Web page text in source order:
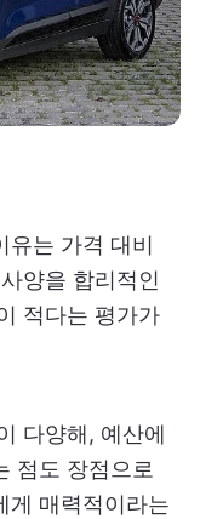
유는 가격 대비
양을 합리적인
적다는 평가가
다양해, 예산에
점도 장점으로
게 매력적이라는